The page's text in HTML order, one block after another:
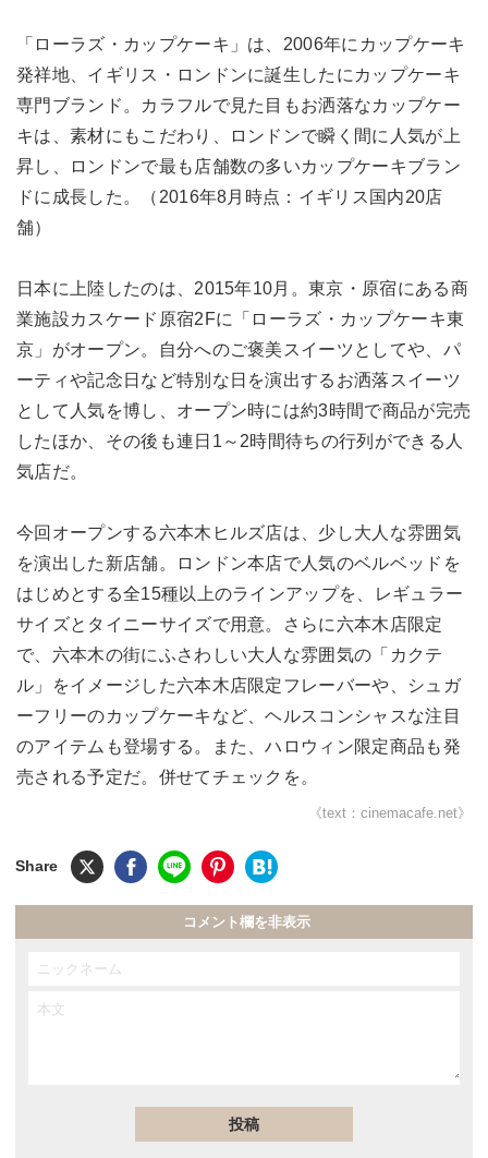
「ローラズ・カップケーキ」は、2006年にカップケーキ
発祥地、イギリス・ロンドンに誕生したにカップケーキ
専門ブランド。カラフルで見た目もお洒落なカップケー
キは、素材にもこだわり、ロンドンで瞬く間に人気が上
昇し、ロンドンで最も店舗数の多いカップケーキブラン
ドに成長した。（2016年8月時点：イギリス国内20店
舗）
日本に上陸したのは、2015年10月。東京・原宿にある商
業施設カスケード原宿2Fに「ローラズ・カップケーキ東
京」がオープン。自分へのご褒美スイーツとしてや、パ
ーティや記念日など特別な日を演出するお洒落スイーツ
として人気を博し、オープン時には約3時間で商品が完売
したほか、その後も連日1～2時間待ちの行列ができる人
気店だ。
今回オープンする六本木ヒルズ店は、少し大人な雰囲気
を演出した新店舗。ロンドン本店で人気のベルベッドを
はじめとする全15種以上のラインアップを、レギュラー
サイズとタイニーサイズで用意。さらに六本木店限定
で、六本木の街にふさわしい大人な雰囲気の「カクテ
ル」をイメージした六本木店限定フレーバーや、シュガ
ーフリーのカップケーキなど、ヘルスコンシャスな注目
のアイテムも登場する。また、ハロウィン限定商品も発
売される予定だ。併せてチェックを。
《text：cinemacafe.net》
コメント欄を非表示